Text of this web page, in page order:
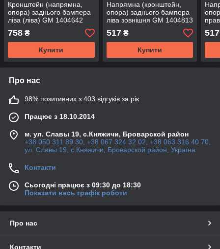
Кронштейн (напрямна,
опора) заднього бампера
ліва (ліва) GM 1404642
13238835 13238837 OPEL
Insignia hatch (хучбек) &
sedan (сідан) до 2013г.
758 ₴
Купити
Напрямна (кронштейн,
опора) заднього бампера
ліва зовнішня GM 1404813
13100346 Opel Vectra-C
Estate F35 (караван,
універсал, фургон)
517₴
Купити
517
Про нас
98% позитивних з 403 відгуків за рік
Працює з 18.10.2014
м. ул. Славы 19, с.Княжичи, Броварской район
+38 050 311 89 30, +38 067 324 32 02, +38 063 316 40 70,
ул. Славы 19, с.Княжичи, Броварской район, Україна
Контакти
Сьогодні працює з 09:30 до 18:30
Показати весь графік роботи
Про нас
Контакти